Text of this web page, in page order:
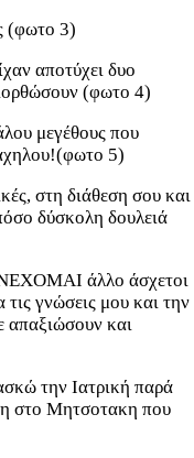
(φωτο 3)
αποτύχει δυο
(φωτο 4)
μεγέθους που
5)
στη διάθεση σου και
δύσκολη δουλειά
άλλο άσχετοι
τις γνώσεις μου και την
απαξιώσουν και
την Ιατρική παρά
στο Μητσοτακη που